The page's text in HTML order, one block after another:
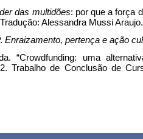
das multidões: por que a força
Alessandra Mussi
Enraizamento, pertença e ação
“Crowdfunding: uma
Trabalho de Conclusão de